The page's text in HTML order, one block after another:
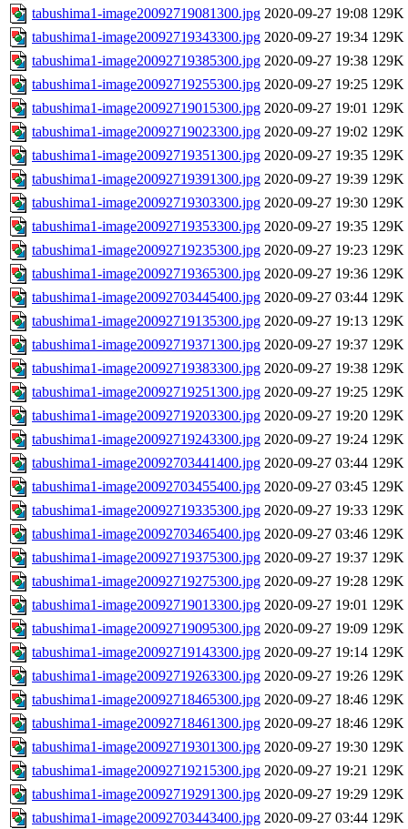
tabushima1-image20092719081300.jpg 2020-09-27 19:08 129K
tabushima1-image20092719343300.jpg 2020-09-27 19:34 129K
tabushima1-image20092719385300.jpg 2020-09-27 19:38 129K
tabushima1-image20092719255300.jpg 2020-09-27 19:25 129K
tabushima1-image20092719015300.jpg 2020-09-27 19:01 129K
tabushima1-image20092719023300.jpg 2020-09-27 19:02 129K
tabushima1-image20092719351300.jpg 2020-09-27 19:35 129K
tabushima1-image20092719391300.jpg 2020-09-27 19:39 129K
tabushima1-image20092719303300.jpg 2020-09-27 19:30 129K
tabushima1-image20092719353300.jpg 2020-09-27 19:35 129K
tabushima1-image20092719235300.jpg 2020-09-27 19:23 129K
tabushima1-image20092719365300.jpg 2020-09-27 19:36 129K
tabushima1-image20092703445400.jpg 2020-09-27 03:44 129K
tabushima1-image20092719135300.jpg 2020-09-27 19:13 129K
tabushima1-image20092719371300.jpg 2020-09-27 19:37 129K
tabushima1-image20092719383300.jpg 2020-09-27 19:38 129K
tabushima1-image20092719251300.jpg 2020-09-27 19:25 129K
tabushima1-image20092719203300.jpg 2020-09-27 19:20 129K
tabushima1-image20092719243300.jpg 2020-09-27 19:24 129K
tabushima1-image20092703441400.jpg 2020-09-27 03:44 129K
tabushima1-image20092703455400.jpg 2020-09-27 03:45 129K
tabushima1-image20092719335300.jpg 2020-09-27 19:33 129K
tabushima1-image20092703465400.jpg 2020-09-27 03:46 129K
tabushima1-image20092719375300.jpg 2020-09-27 19:37 129K
tabushima1-image20092719275300.jpg 2020-09-27 19:28 129K
tabushima1-image20092719013300.jpg 2020-09-27 19:01 129K
tabushima1-image20092719095300.jpg 2020-09-27 19:09 129K
tabushima1-image20092719143300.jpg 2020-09-27 19:14 129K
tabushima1-image20092719263300.jpg 2020-09-27 19:26 129K
tabushima1-image20092718465300.jpg 2020-09-27 18:46 129K
tabushima1-image20092718461300.jpg 2020-09-27 18:46 129K
tabushima1-image20092719301300.jpg 2020-09-27 19:30 129K
tabushima1-image20092719215300.jpg 2020-09-27 19:21 129K
tabushima1-image20092719291300.jpg 2020-09-27 19:29 129K
tabushima1-image20092703443400.jpg 2020-09-27 03:44 129K